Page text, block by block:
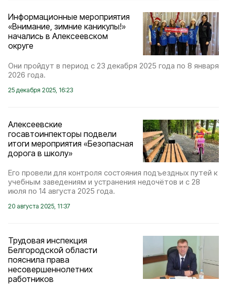
Информационные мероприятия
«Внимание, зимние каникулы!»
начались в Алексеевском
округе
Они пройдут в период с 23 декабря 2025 года по 8 января
2026 года.
25 декабря 2025, 16:23
Алексеевские
госавтоинпекторы подвели
итоги мероприятия «Безопасная
дорога в школу»
Его провели для контроля состояния подъездных путей к
учебным заведениям и устранения недочётов и с 28
июля по 14 августа 2025 года.
20 августа 2025, 11:37
Трудовая инспекция
Белгородской области
пояснила права
несовершеннолетних
работников